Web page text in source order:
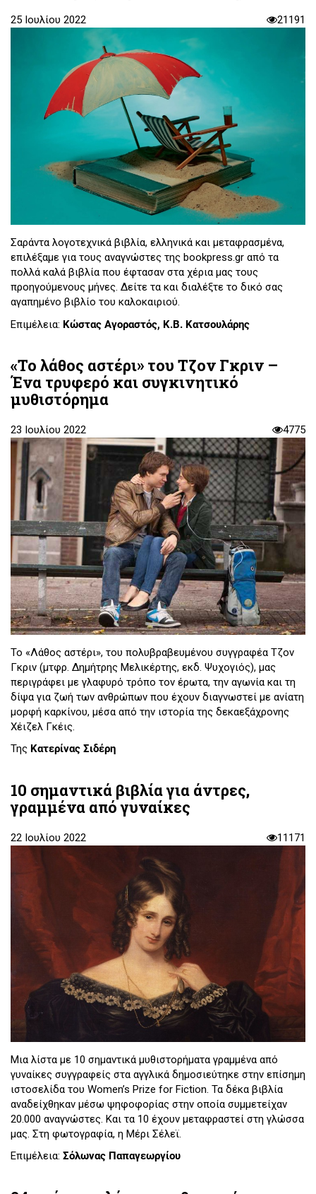
25 Ιουλίου 2022 21191
Σαράντα λογοτεχνικά βιβλία, ελληνικά και μεταφρασμένα,
επιλέξαμε για τους αναγνώστες της bookpress.gr από τα
πολλά καλά βιβλία που έφτασαν στα χέρια μας τους
προηγούμενους μήνες. Δείτε τα και διαλέξτε το δικό σας
αγαπημένο βιβλίο του καλοκαιριού.
Επιμέλεια: Κώστας Αγοραστός, Κ.Β. Κατσουλάρης
«Το λάθος αστέρι» του Τζον Γκριν –
Ένα τρυφερό και συγκινητικό
μυθιστόρημα
23 Ιουλίου 2022 4775
Το «Λάθος αστέρι», του πολυβραβευμένου συγγραφέα Τζον
Γκριν (μτφρ. Δημήτρης Μελικέρτης, εκδ. Ψυχογιός), μας
περιγράφει με γλαφυρό τρόπο τον έρωτα, την αγωνία και τη
δίψα για ζωή των ανθρώπων που έχουν διαγνωστεί με ανίατη
μορφή καρκίνου, μέσα από την ιστορία της δεκαεξάχρονης
Χέιζελ Γκέις.
Της Κατερίνας Σιδέρη
10 σημαντικά βιβλία για άντρες,
γραμμένα από γυναίκες
22 Ιουλίου 2022 11171
Μια λίστα με 10 σημαντικά μυθιστορήματα γραμμένα από
γυναίκες συγγραφείς στα αγγλικά δημοσιεύτηκε στην επίσημη
ιστοσελίδα του Women’s Prize for Fiction. Τα δέκα βιβλία
αναδείχθηκαν μέσω ψηφοφορίας στην οποία συμμετείχαν
20.000 αναγνώστες. Και τα 10 έχουν μεταφραστεί στη γλώσσα
μας. Στη φωτογραφία, η Μέρι Σέλεϊ.
Επιμέλεια: Σόλωνας Παπαγεωργίου